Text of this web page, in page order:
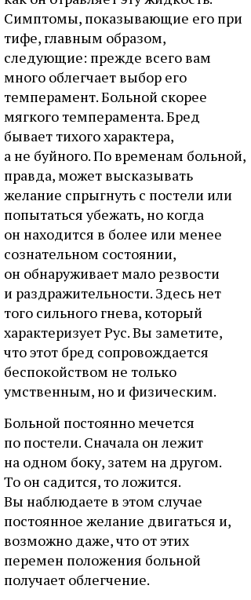
Симптомы, показывающие его при
тифе, главным образом,
следующие: прежде всего вам
много облегчает выбор его
темперамент. Больной скорее
мягкого темперамента. Бред
бывает тихого характера,
а не буйного. По временам больной,
правда, может высказывать
желание спрыгнуть с постели или
попытаться убежать, но когда
он находится в более или менее
сознательном состоянии,
он обнаруживает мало резвости
и раздражительности. Здесь нет
того сильного гнева, который
характеризует Рус. Вы заметите,
что этот бред сопровождается
беспокойством не только
умственным, но и физическим.
Больной постоянно мечется
по постели. Сначала он лежит
на одном боку, затем на другом.
То он садится, то ложится.
Вы наблюдаете в этом случае
постоянное желание двигаться и,
возможно даже, что от этих
перемен положения больной
получает облегчение.